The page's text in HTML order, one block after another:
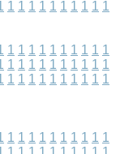
1 1 1 1 1 1 1 1 1 1
1 1 1 1 1 1 1 1 1 1
1 1 1 1 1 1 1 1 1 1
1 1 1 1 1 1 1 1 1 1
1 1 1 1 1 1 1 1 1 1